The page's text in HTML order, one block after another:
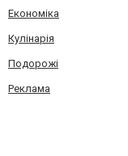
Економіка
Кулінарія
Подорожі
Реклама